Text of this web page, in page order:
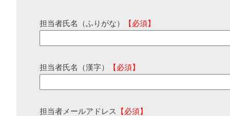
担当者氏名（ふりがな） 【必須】
担当者氏名（漢字） 【必須】
担当者メールアドレス 【必須】